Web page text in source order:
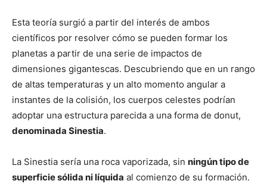
Esta teoría surgió a partir del interés de ambos
científicos por resolver cómo se pueden formar los
planetas a partir de una serie de impactos de
dimensiones gigantescas. Descubriendo que en un rango
de altas temperaturas y un alto momento angular a
instantes de la colisión, los cuerpos celestes podrían
adoptar una estructura parecida a una forma de donut,
denominada Sinestia.
La Sinestia sería una roca vaporizada, sin ningún tipo de
superficie sólida ni líquida al comienzo de su formación.